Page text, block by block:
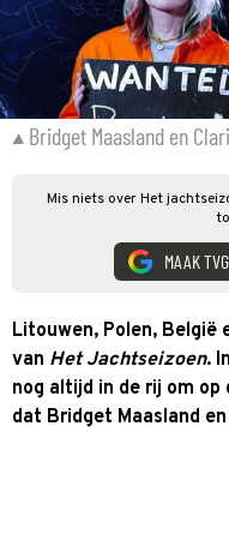
Bridget Maasland en
Mis niets over Het
MAAK
Litouwen, Polen, België
van Het Jachtseizoen.
nog altijd in de rij om
dat Bridget Maasland